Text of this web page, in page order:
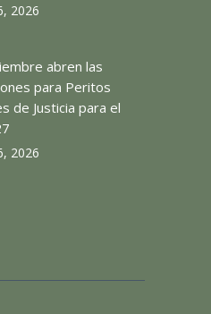
2026
abren las
para Peritos
de Justicia para el
2026